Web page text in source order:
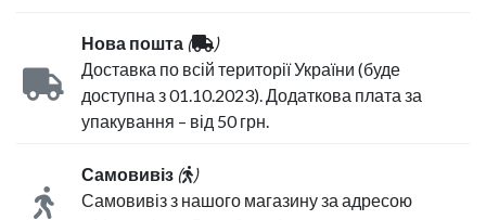
Нова пошта (
)
Доставка по всій території України (буде
доступна з 01.10.2023). Додаткова плата за
упакування – від 50 грн.
Самовивіз (
)
Самовивіз з нашого магазину за адресою